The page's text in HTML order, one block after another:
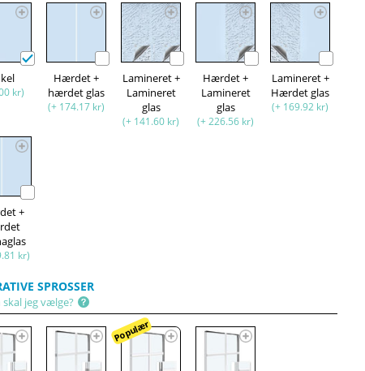
kr)
Hærdet +
hærdet glas
(+ 174.17 kr)
Lamineret +
Lamineret
glas
(+ 141.60 kr)
Hærdet +
Lamineret
glas
(+ 226.56 kr)
Lamineret +
Hærdet glas
(+ 169.92 kr)
+
kr)
SPROSSER
jeg vælge?
Populær